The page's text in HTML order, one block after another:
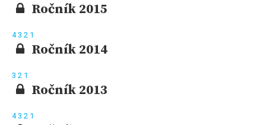
Ročník 2015
43 2 1
Ročník 2014
3 2 1
Ročník 2013
43 2 1